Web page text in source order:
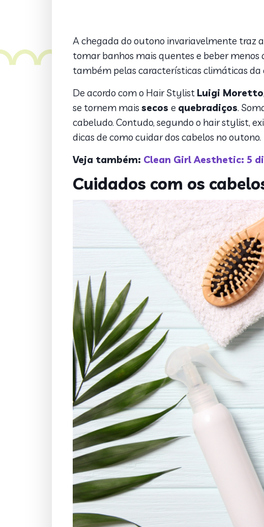
A chegada do outono invariavelmente traz
tomar banhos mais quentes e beber menos
também pelas características climáticas da
De acordo com o Hair Stylist Luigi Moretto
se tornem mais secos e quebradiços.
cabeludo. Contudo, segundo o hair stylist,
dicas de como cuidar dos cabelos no outono.
Veja também: Clean Girl Aesthetic: 5
Cuidados com os